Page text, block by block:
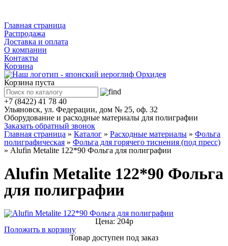
Главная страница
Распродажа
Доставка и оплата
О компании
Контакты
Корзина
Корзина пуста
+7 (8422) 41 78 40
Ульяновск, ул. Федерации, дом № 25, оф. 32
Оборудование и расходные материалы для полиграфии
Заказать обратный звонок
Главная страница » Каталог » Расходные материалы » Фольга
полиграфическая » Фольга для горячего тиснения (под пресс)
» Alufin Metalite 122*90 Фольга для полиграфии
Alufin Metalite 122*90 Фольга
для полиграфии
Цена: 204р
Положить в корзину
Товар доступен под заказ